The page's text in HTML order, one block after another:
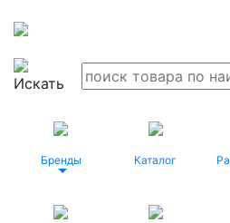
Бренды Каталог